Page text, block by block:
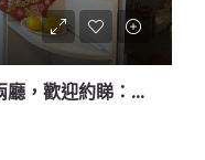
【上水維也納花園】三房一套兩廳，歡迎約睇：叫價528萬。